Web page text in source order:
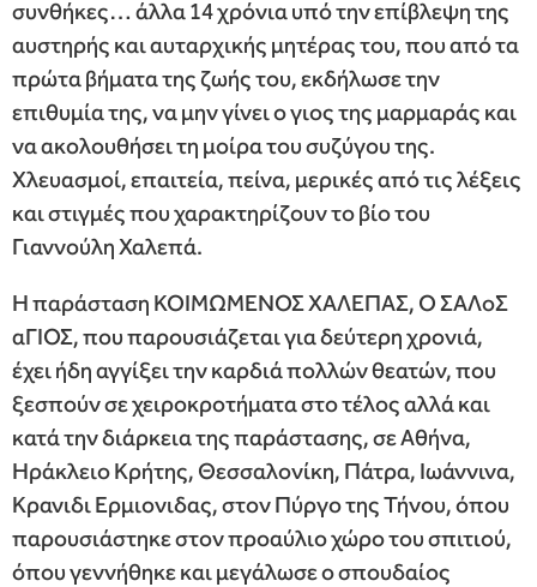
συνθήκες… άλλα 14 χρόνια υπό την επίβλεψη της
αυστηρής και αυταρχικής μητέρας του, που από τα
πρώτα βήματα της ζωής του, εκδήλωσε την
επιθυμία της, να μην γίνει ο γιος της μαρμαράς και
να ακολουθήσει τη μοίρα του συζύγου της.
Χλευασμοί, επαιτεία, πείνα, μερικές από τις λέξεις
και στιγμές που χαρακτηρίζουν το βίο του
Γιαννούλη Χαλεπά.
Η παράσταση ΚΟΙΜΩΜΕΝΟΣ ΧΑΛΕΠΑΣ, Ο ΣΑΛοΣ
αΓΙΟΣ, που παρουσιάζεται για δεύτερη χρονιά,
έχει ήδη αγγίξει την καρδιά πολλών θεατών, που
ξεσπούν σε χειροκροτήματα στο τέλος αλλά και
κατά την διάρκεια της παράστασης, σε Αθήνα,
Ηράκλειο Κρήτης, Θεσσαλονίκη, Πάτρα, Ιωάννινα,
Κρανιδι Ερμιονιδας, στον Πύργο της Τήνου, όπου
παρουσιάστηκε στον προαύλιο χώρο του σπιτιού,
όπου γεννήθηκε και μεγάλωσε ο σπουδαίος